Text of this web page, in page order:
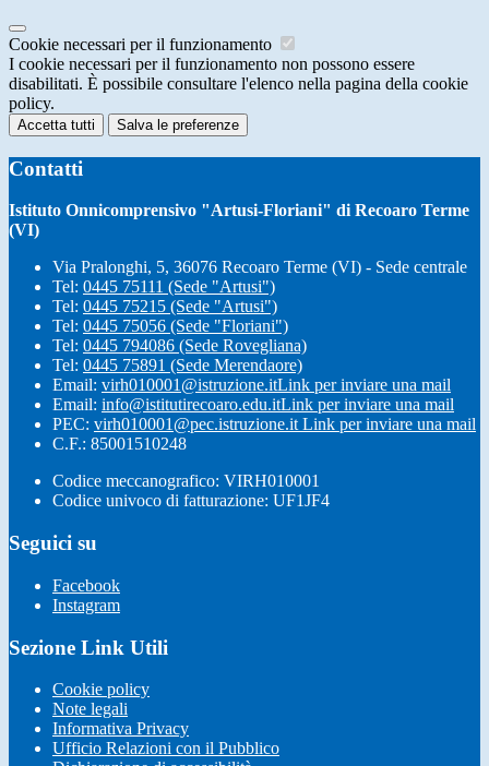
Cookie necessari per il funzionamento
I cookie necessari per il funzionamento non possono essere
disabilitati. È possibile consultare l'elenco nella pagina della cookie
policy.
Accetta tutti Salva le preferenze
Contatti
Istituto Onnicomprensivo "Artusi-Floriani" di Recoaro Terme
(VI)
Via Pralonghi, 5, 36076 Recoaro Terme (VI) - Sede centrale
Tel: 0445 75111 (Sede "Artusi")
Tel: 0445 75215 (Sede "Artusi")
Tel: 0445 75056 (Sede "Floriani")
Tel: 0445 794086 (Sede Rovegliana)
Tel: 0445 75891 (Sede Merendaore)
Email: virh010001@istruzione.itLink per inviare una mail
Email: info@istitutirecoaro.edu.itLink per inviare una mail
PEC: virh010001@pec.istruzione.it Link per inviare una mail
C.F.: 85001510248
Codice meccanografico: VIRH010001
Codice univoco di fatturazione: UF1JF4
Seguici su
Facebook
Instagram
Sezione Link Utili
Cookie policy
Note legali
Informativa Privacy
Ufficio Relazioni con il Pubblico